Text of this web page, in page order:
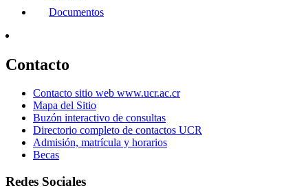
Documentos
Contacto
Contacto sitio web www.ucr.ac.cr
Mapa del Sitio
Buzón interactivo de consultas
Directorio completo de contactos UCR
Admisión, matrícula y horarios
Becas
Redes Sociales